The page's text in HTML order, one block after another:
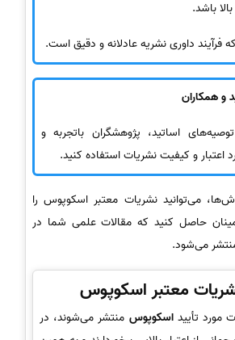
باشد.
داوری نشریه عادلانه و دقیق است.
و همکاران
اساتید، پژوهشگران باتجربه و
اعتبار و کیفیت نشریات استفاده کنید.
می‌توانید نشریات معتبر اسکوپوس را
حاصل کنید که مقالات علمی شما در
می‌شود.
معتبر اسکوپوس
مورد تأییداسکوپوس منتشر می‌شوند، در